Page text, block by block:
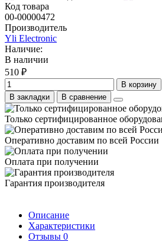
Код товара
00-00000472
Производитель
Yli Electronic
Наличие:
В наличии
510 ₽
В корзину
В закладки
В сравнение
Только сертифицированное
Оперативно доставим по всей России
Оплата при получении
Гарантия производителя
Описание
Характеристики
Отзывы 0